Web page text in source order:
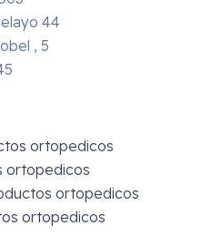
44
, 5
ortopedicos
ortopedicos
ortopedicos
ortopedicos